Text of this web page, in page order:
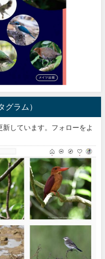
グラム）
しています。フォローをよ